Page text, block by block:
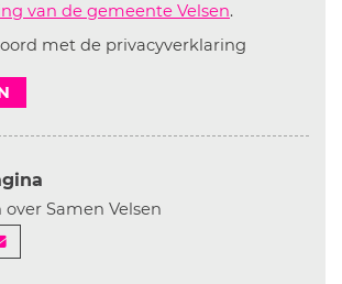
van de gemeente Velsen.
met de privacyverklaring
Samen Velsen